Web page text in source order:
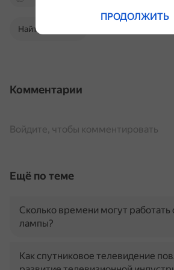
Найти в Поиске
Комментарии
Войдите, чтобы комментировать
Ещё по теме
Сколько времени могут работать
лампы?
Как спутниковое телевидение
ПРОДОЛЖИТЬ